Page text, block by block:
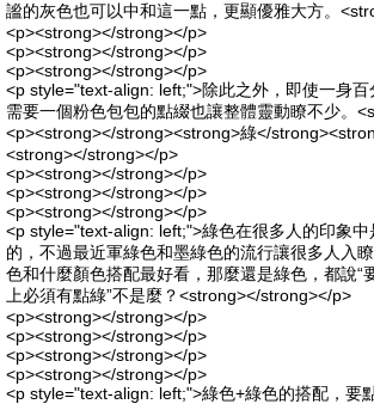
謐的灰色也可以中和這一點，更顯優雅大方。
<p><strong></strong></p>
<p><strong></strong></p>
<p><strong></strong></p>
<p style="text-align: left;">除此之外，即使一身
需要一個粉色包包的點綴也讓整體靈動瞭不少。
<p><strong></strong><strong>綠</
<strong></strong></p>
<p><strong></strong></p>
<p><strong></strong></p>
<p><strong></strong></p>
<p style="text-align: left;">綠色在很多人的印象
的，不過最近軍綠色和墨綠色的流行讓很多人入
色和什麼顏色搭配最好看，那麼還是綠色，都說“
上必須有點綠”不是麼？<strong></strong></p>
<p><strong></strong></p>
<p><strong></strong></p>
<p><strong></strong></p>
<p><strong></strong></p>
<p style="text-align: left;">綠色+綠色的搭配，要